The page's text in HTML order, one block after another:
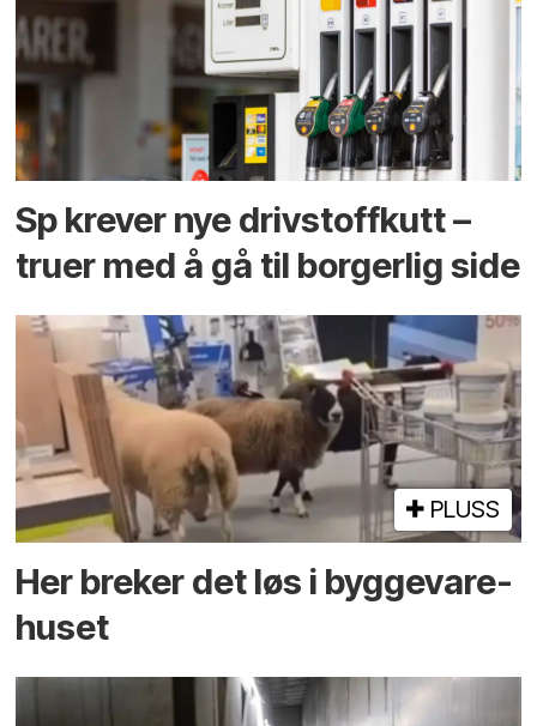
Sp krever nye drivstoffkutt –
truer med å gå til borgerlig side
PLUSS
Her breker det løs i bygge­vare­
huset